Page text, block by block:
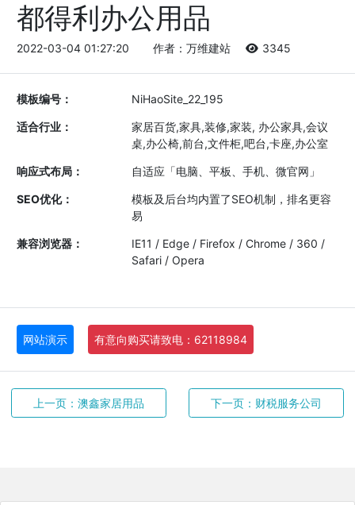
都得利办公用品
2022-03-04 01:27:20 作者：万维建站 3345
模板编号： NiHaoSite_22_195
适合行业：
家居百货,家具,装修,家装, 办公家具,会议
桌,办公椅,前台,文件柜,吧台,卡座,办公室
响应式布局： 自适应「电脑、平板、手机、微官网」
SEO优化：
模板及后台均内置了SEO机制，排名更容
易
兼容浏览器：
IE11 / Edge / Firefox / Chrome / 360 /
Safari / Opera
网站演示 有意向购买请致电：62118984
上一页：澳鑫家居用品 下一页：财税服务公司